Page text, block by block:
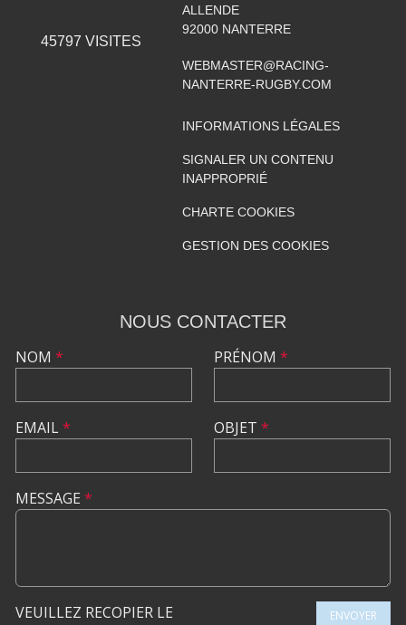
45797 VISITES
ALLENDE
92000 NANTERRE
WEBMASTER@RACING-
NANTERRE-RUGBY.COM
INFORMATIONS LÉGALES
SIGNALER UN CONTENU
INAPPROPRIÉ
CHARTE COOKIES
GESTION DES COOKIES
NOUS CONTACTER
NOM *
EMAIL*
PRÉNOM *
OBJET *
MESSAGE *
VEUILLEZ RECOPIER LE
ENVOYER